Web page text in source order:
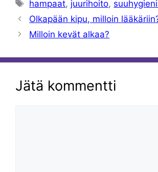
hampaat, juurihoito,
Olkapään kipu, milloin
Milloin kevät alkaa?
Jätä kommentti